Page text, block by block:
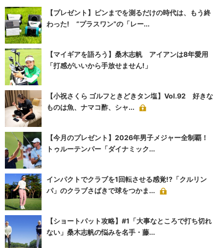
【プレゼント】ピンまでを測るだけの時代は、もう終
わった! “プラスワン”の「レー...
【マイギアを語ろう】桑木志帆 アイアンは8年愛用
「打感がいいから手放せません!」
【小祝さくら ゴルフときどきタン塩】Vol.92 好きな
ものは魚、ナマコ酢、シャ...
【今月のプレゼント】2026年男子メジャー全制覇！
トゥルーテンパー「ダイナミック...
インパクトでクラブを1回転させる感覚!?「クルリン
パ」のクラブさばきで球をつかま...
【ショートパット攻略】#1「大事なところで打ち切れ
ない」桑木志帆の悩みを名手・藤...